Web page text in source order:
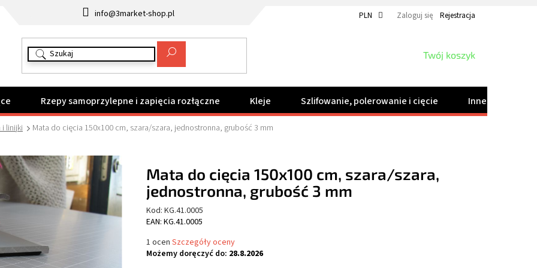
info@3market-shop.pl PLN Zaloguj się Rejestracja
KOSZYK
Twój koszyk
Rzepy samoprzylepne i zapięcia rozłączne Kleje Szlifowanie, polerowanie i cięcie Inne produkty
linijki Mata do cięcia 150x100 cm, szara/szara, jednostronna, grubość 3 mm
Możemy doręczyć do: 28.8.2026
Mata do cięcia 150x100 cm, szara/szara,
jednostronna, grubość 3 mm
Kod: KG.41.0005
EAN: KG.41.0005
Średnia
ocena
1 ocen Szczegóły oceny